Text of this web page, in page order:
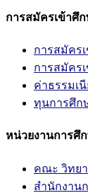
การสมัครเข้าศึ
การสมัคร
การสมัคร
ค่าธรรมเ
ทุนการศึก
หน่วยงานการศึ
คณะ วิทย
สำนักงาน